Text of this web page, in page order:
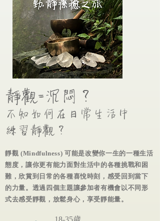
靜觀=沉悶？
​不知如何在日常生活中
練習靜觀？
靜觀 (Mindfulness) 可能是改變你一生的一種生活
態度，讓你更有能力面對生活中的各種挑戰和困
難，欣賞到日常的各種喜悅時刻，感受回到當下
的力量。透過四個主題讓參加者有機會以不同形
式去感受靜觀，放鬆身心，享受靜能量。
18-35歲